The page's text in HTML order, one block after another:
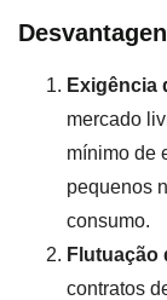
Exigência
mercado
mínimo de
pequenos
consumo.
Flutuação
contratos